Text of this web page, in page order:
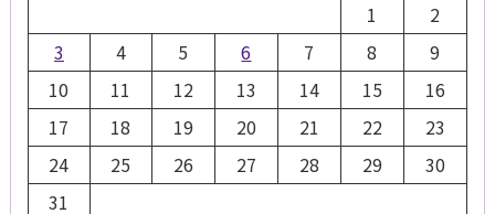
1
2
3
4 5 6 7 8
9
10
11 12 13 14 15
16
17
18 19 20 21 22
23
24
25 26 27 28 29
30
31